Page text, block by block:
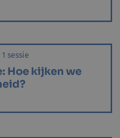
sessie
Hoe kijken we